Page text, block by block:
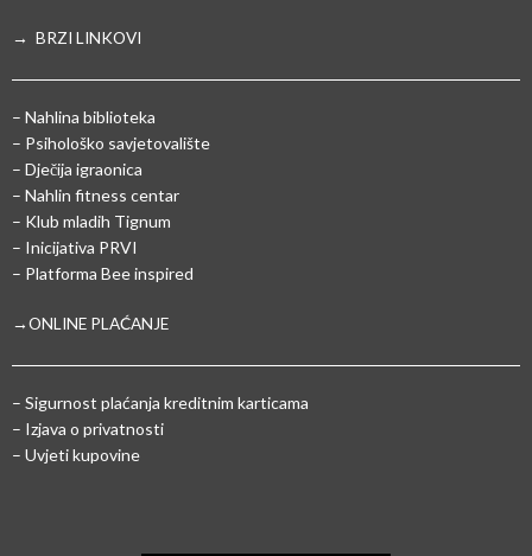
→ BRZI LINKOVI
– Nahlina biblioteka
– Psihološko savjetovalište
– Dječija igraonica
– Nahlin fitness centar
– Klub mladih Tignum
– Inicijativa PRVI
– Platforma Bee inspired
→ONLINE PLAĆANJE
– Sigurnost plaćanja kreditnim karticama
– Izjava o privatnosti
– Uvjeti kupovine